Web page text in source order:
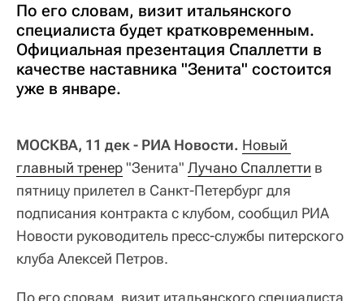
По его словам, визит итальянского
специалиста будет кратковременным.
Официальная презентация Спаллетти в
качестве наставника "Зенита" состоится
уже в январе.
МОСКВА, 11 дек - РИА Новости. Новый
главный тренер "Зенита" Лучано Спаллетти в
пятницу прилетел в Санкт-Петербург для
подписания контракта с клубом, сообщил РИА
Новости руководитель пресс-службы питерского
клуба Алексей Петров.
По его словам, визит итальянского специалиста